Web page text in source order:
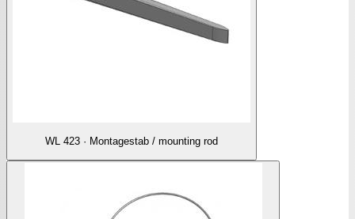
WL 423 · Montagestab / mounting rod